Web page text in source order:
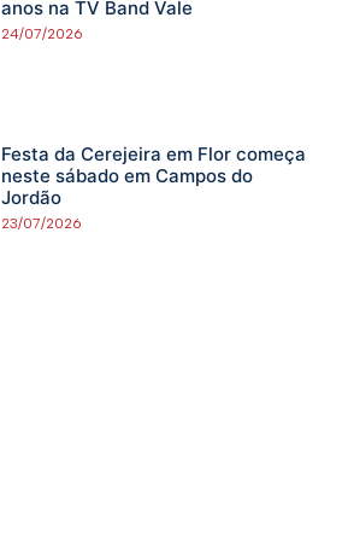
anos na TV Band Vale
24/07/2026
Festa da Cerejeira em Flor começa
neste sábado em Campos do
Jordão
23/07/2026